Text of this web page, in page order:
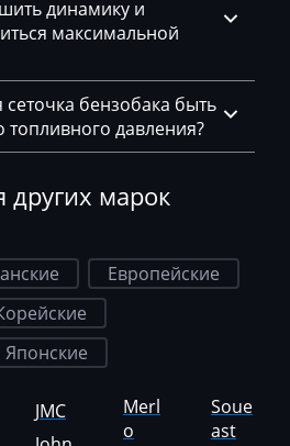
динамику и
максимальной
бензобака быть
давления?
марок
Европейские
Японские
JMC
Merl
o
Soue
ast